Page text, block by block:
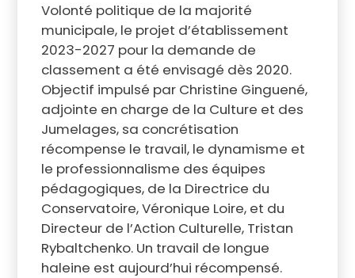
Volonté politique de la majorité
municipale, le projet d’établissement
2023-2027 pour la demande de
classement a été envisagé dès 2020.
Objectif impulsé par Christine Ginguené,
adjointe en charge de la Culture et des
Jumelages, sa concrétisation
récompense le travail, le dynamisme et
le professionnalisme des équipes
pédagogiques, de la Directrice du
Conservatoire, Véronique Loire, et du
Directeur de l’Action Culturelle, Tristan
Rybaltchenko. Un travail de longue
haleine est aujourd’hui récompensé.